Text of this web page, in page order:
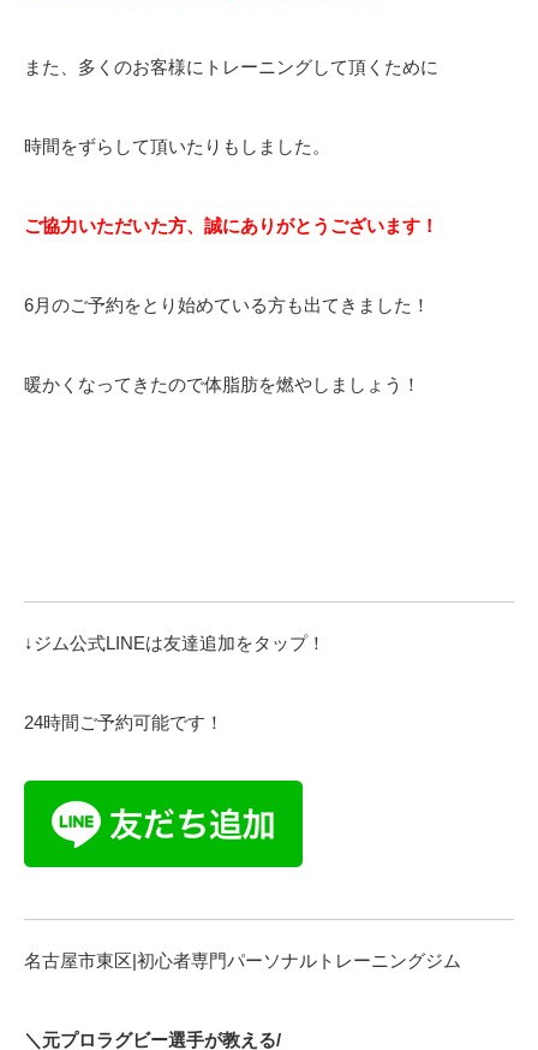
また、多くのお客様にトレーニングして頂くために
時間をずらして頂いたりもしました。
ご協力いただいた方、誠にありがとうございます！
6月のご予約をとり始めている方も出てきました！
暖かくなってきたので体脂肪を燃やしましょう！
↓ジム公式LINEは友達追加をタップ！
24時間ご予約可能です！
名古屋市東区|初心者専門パーソナルトレーニングジム
＼元プロラグビー選手が教える/